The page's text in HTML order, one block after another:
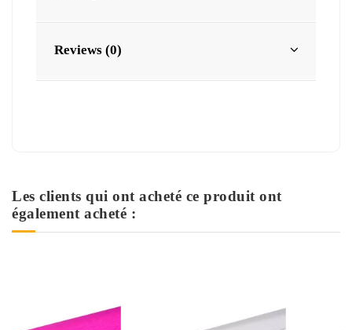
Reviews (0)
Les clients qui ont acheté ce produit ont
également acheté :